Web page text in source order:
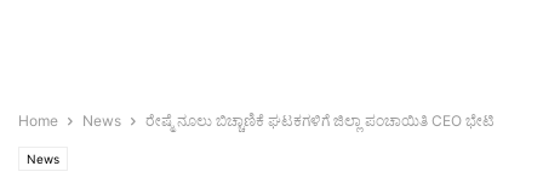
Home News ರೇಷ್ಮೆ ನೂಲು ಬಿಚ್ಚಾಣಿಕೆ ಘಟಕಗಳಿಗೆ ಜಿಲ್ಲಾ ಪಂಚಾಯಿತಿ CEO ಭೇಟಿ
News